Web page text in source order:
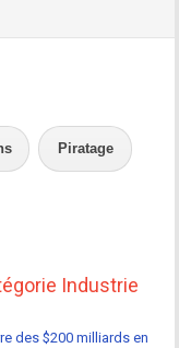
Piratage
Industrie
des $200 milliards en